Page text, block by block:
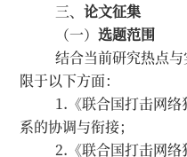
三、论文征集
（一）选题范围
结合当前研究热点
限于以下方面：
1.《联合国打击网
系的协调与衔接；
2.《联合国打击网